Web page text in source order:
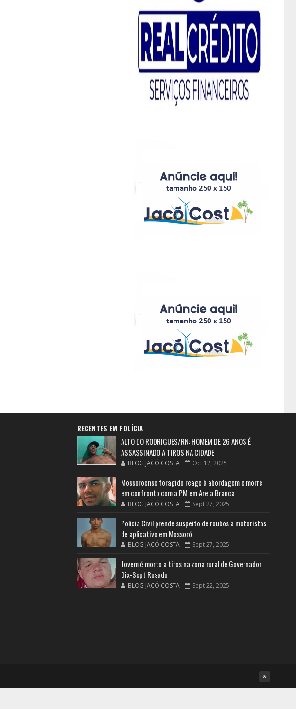
RECENTES EM POLÍCIA
ALTO DO RODRIGUES/RN: HOMEM DE 26 ANOS É
ASSASSINADO A TIROS NA CIDADE
BLOG JACÓ COSTA Oct 12, 2025
Mossoroense foragido reage à abordagem e morre
em confronto com a PM em Areia Branca
BLOG JACÓ COSTA Sept 27, 2025
Polícia Civil prende suspeito de roubos a motoristas
de aplicativo em Mossoró
BLOG JACÓ COSTA Sept 27, 2025
Jovem é morto a tiros na zona rural de Governador
Dix-Sept Rosado
BLOG JACÓ COSTA Sept 22, 2025